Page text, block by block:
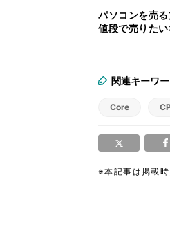
パソコンを売
値段で売りたい
関連キーワ
Core
※本記事は掲載